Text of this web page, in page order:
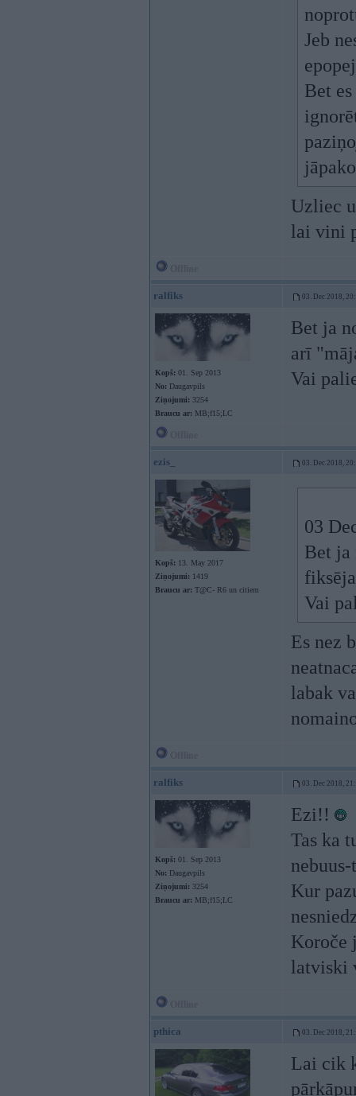
Jeb
Bet
Uzliec
lai vini
ralfiks 03. Dec 2018,
Kopš: 01. Sep 2013
No: Daugavpils
Ziņojumi: 3254
Braucu ar: MB;f15;LC
Bet ja
arī
Vai
ezis_ 03. Dec 2018,
Kopš: 13. May 2017
Ziņojumi: 1419
Braucu ar: T@C- R6 un citiem
03
Bet ja
Vai
Es nez
labak
ralfiks 03. Dec 2018,
Kopš: 01. Sep 2013
No: Daugavpils
Ziņojumi: 3254
Braucu ar: MB;f15;LC
Ezi!!
Tas ka
Kur
Koroče
latviski
pthica 03. Dec 2018,
Lai cik